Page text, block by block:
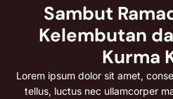
Sambut
Kelembutan
Kurma
Lorem ipsum dolor sit amet,
tellus, luctus nec ullamcorper